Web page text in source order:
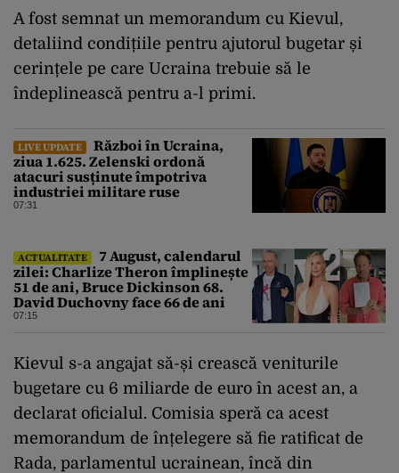
A fost semnat un memorandum cu Kievul,
detaliind condițiile pentru ajutorul bugetar și
cerințele pe care Ucraina trebuie să le
îndeplinească pentru a-l primi.
LIVE UPDATE
Război în Ucraina,
ziua 1.625. Zelenski ordonă
atacuri susținute împotriva
industriei militare ruse
07:31
ACTUALITATE
7 August, calendarul
zilei: Charlize Theron împlinește
51 de ani, Bruce Dickinson 68.
David Duchovny face 66 de ani
07:15
Kievul s-a angajat să-și crească veniturile
bugetare cu 6 miliarde de euro în acest an, a
declarat oficialul. Comisia speră ca acest
memorandum de înțelegere să fie ratificat de
Rada, parlamentul ucrainean, încă din